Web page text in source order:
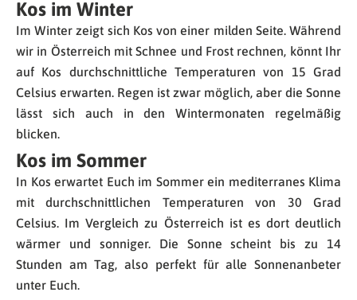
Kos im Winter
Im Winter zeigt sich Kos von einer milden Seite. Während
wir in Österreich mit Schnee und Frost rechnen, könnt Ihr
auf Kos durchschnittliche Temperaturen von 15 Grad
Celsius erwarten. Regen ist zwar möglich, aber die Sonne
lässt sich auch in den Wintermonaten regelmäßig
blicken.
Kos im Sommer
In Kos erwartet Euch im Sommer ein mediterranes Klima
mit durchschnittlichen Temperaturen von 30 Grad
Celsius. Im Vergleich zu Österreich ist es dort deutlich
wärmer und sonniger. Die Sonne scheint bis zu 14
Stunden am Tag, also perfekt für alle Sonnenanbeter
unter Euch.